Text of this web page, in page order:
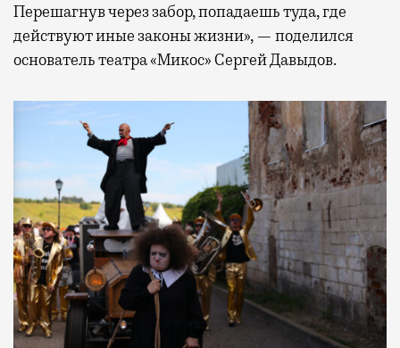
Перешагнув через забор, попадаешь туда, где
действуют иные законы жизни», — поделился
основатель театра «Микос» Сергей Давыдов.